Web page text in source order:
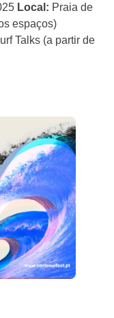
Local: Praia de
espaços)
Talks (a partir de